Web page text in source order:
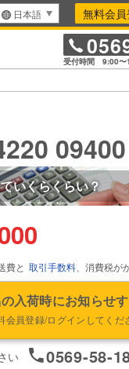
日本語 無料会
受付時間 9:00〜
09400
いくらくらい？
費と 取引手数料、消費税が
入荷時にお知らせ
会員登録/ログインしてくだ
い 0569-58-